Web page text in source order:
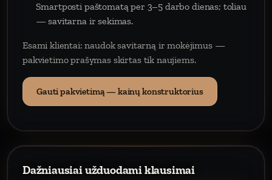
Smartposti paštomatą per 3–5 darbo dienas; toliau
— savitarna ir sekimas.
Esami klientai: naudok savitarną ir mokėjimus —
pakvietimo prašymas skirtas tik naujiems.
Gauti pakvietimą — kainų konstruktorius
Dažniausiai užduodami klausimai